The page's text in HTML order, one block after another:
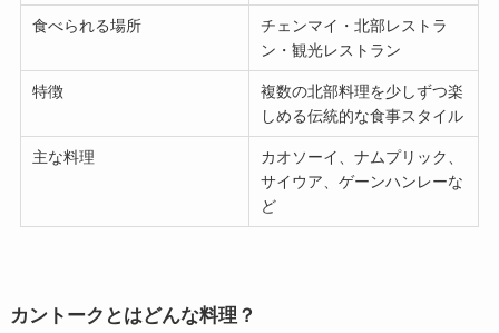
食べられる場所
チェンマイ・北部レストラ
ン・観光レストラン
特徴
複数の北部料理を少しずつ楽
しめる伝統的な食事スタイル
主な料理
カオソーイ、ナムプリック、
サイウア、ゲーンハンレーな
ど
カントークとはどんな料理？